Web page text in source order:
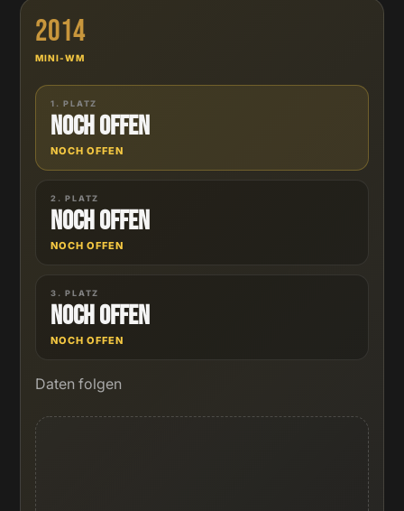
2014
MINI-WM
1. PLATZ
Noch offen
NOCH OFFEN
2. PLATZ
Noch offen
NOCH OFFEN
3. PLATZ
Noch offen
NOCH OFFEN
Daten folgen